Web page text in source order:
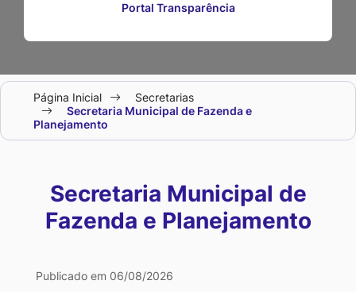
Portal Transparência
Seção
menu
Página Inicial
Secretarias
Secretaria Municipal de Fazenda e
Planejamento
Secretaria Municipal de
Fazenda e Planejamento
Seção
Publicado em 06/08/2026